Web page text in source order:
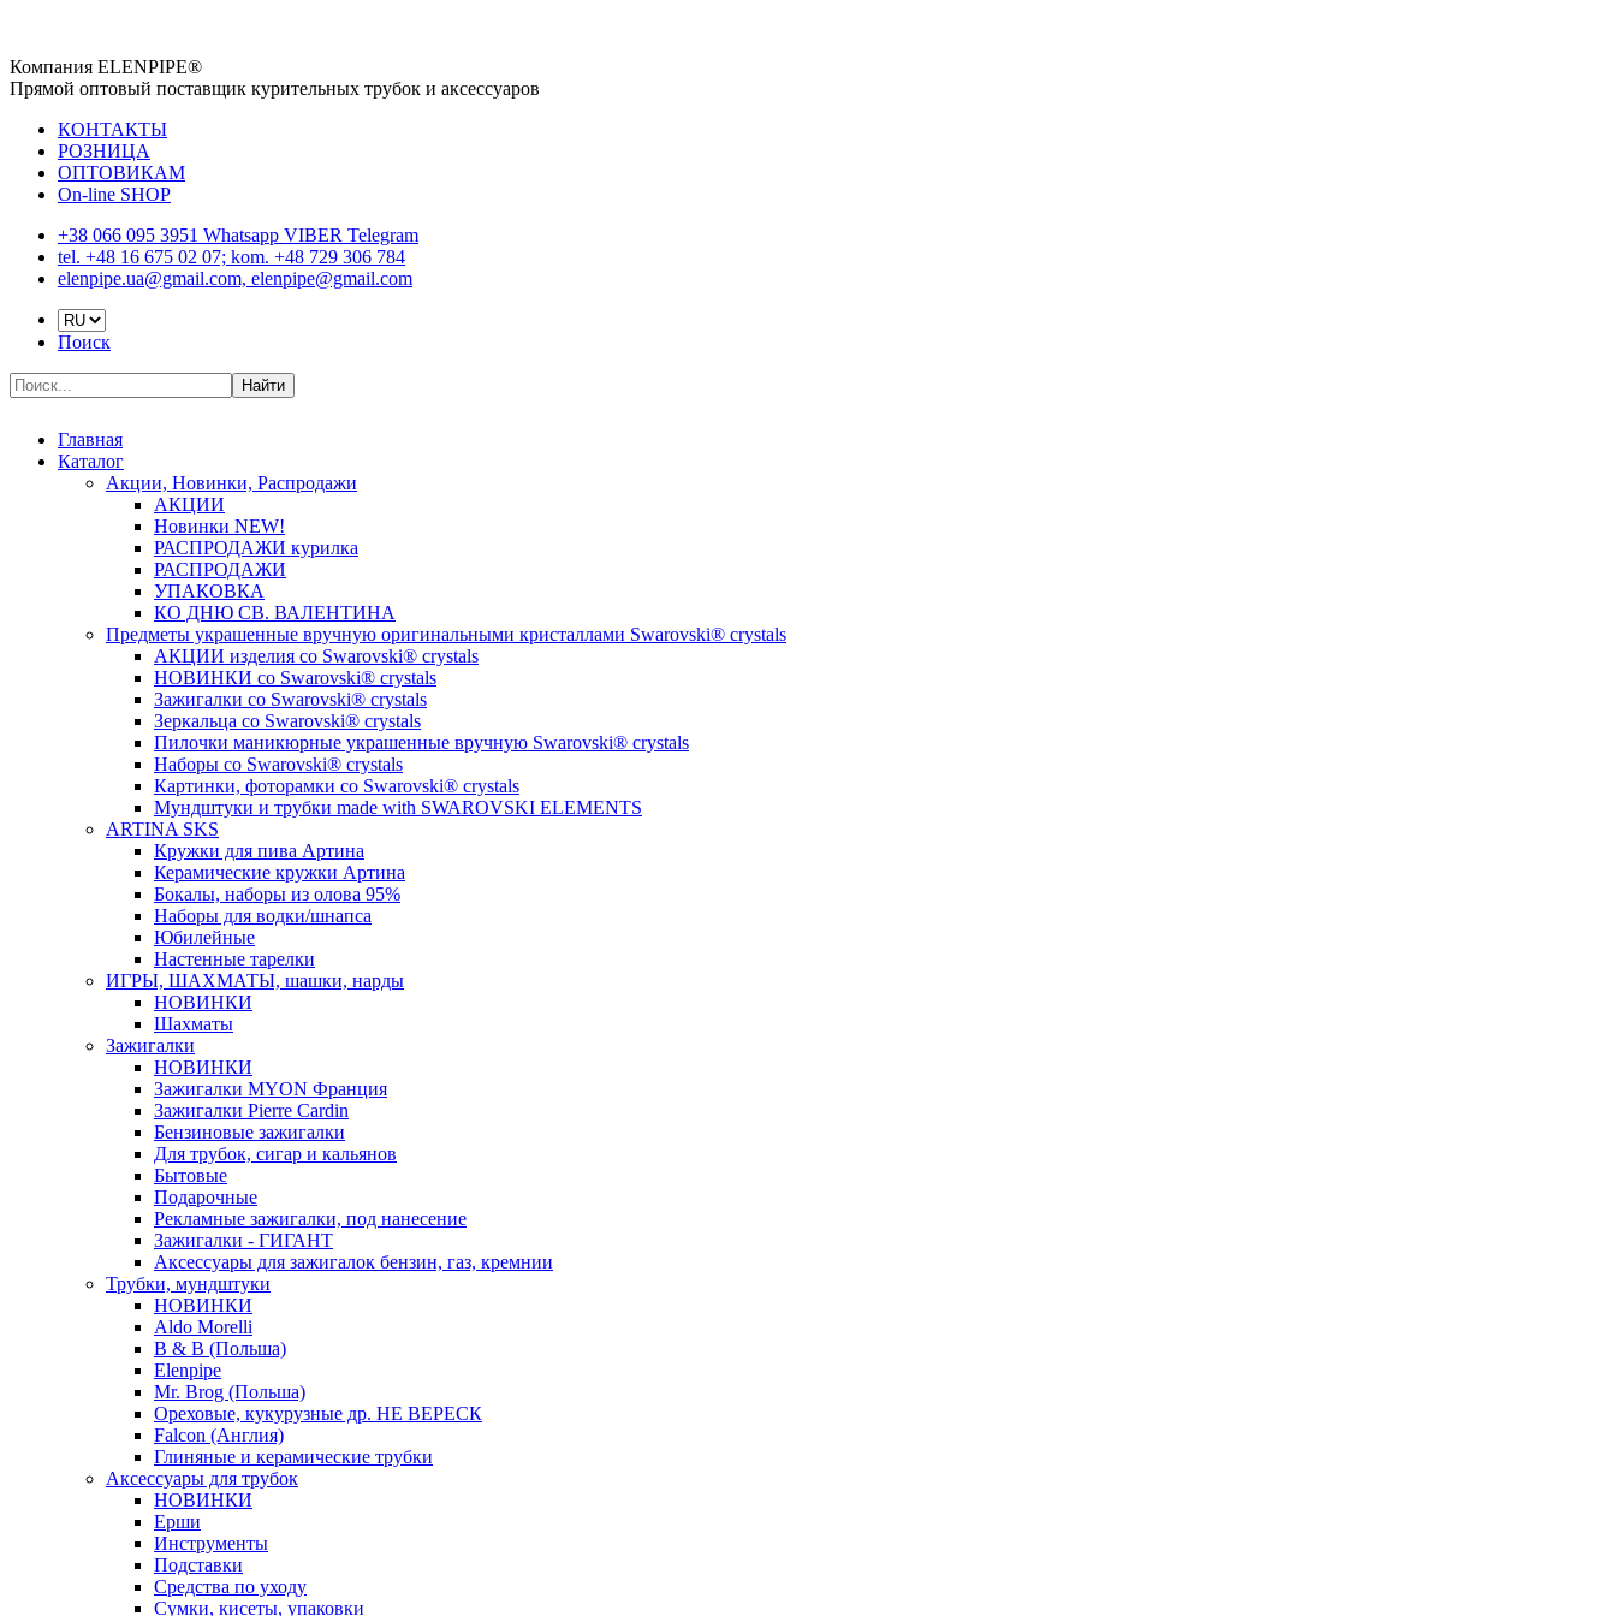
Компания ELENPIPE®
Прямой оптовый поставщик курительных трубок и аксессуаров
КОНТАКТЫ
РОЗНИЦА
ОПТОВИКАМ
On-line SHOP
+38 066 095 3951 Whatsapp VIBER Telegram
tel. +48 16 675 02 07; kom. +48 729 306 784
elenpipe.ua@gmail.com, elenpipe@gmail.com
Поиск
Найти
Главная
Каталог
Акции, Новинки, Распродажи
АКЦИИ
Новинки NEW!
РАСПРОДАЖИ курилка
РАСПРОДАЖИ
УПАКОВКА
КО ДНЮ СВ. ВАЛЕНТИНА
Предметы украшенные вручную оригинальными кристаллами Swarovski® crystals
АКЦИИ изделия со Swarovski® crystals
НОВИНКИ со Swarovski® crystals
Зажигалки со Swarovski® crystals
Зеркальца со Swarovski® crystals
Пилочки маникюрные украшенные вручную Swarovski® crystals
Наборы со Swarovski® crystals
Картинки, фоторамки со Swarovski® crystals
Мундштуки и трубки made with SWAROVSKI ELEMENTS
ARTINA SKS
Кружки для пива Артина
Керамические кружки Артина
Бокалы, наборы из олова 95%
Наборы для водки/шнапса
Юбилейные
Настенные тарелки
ИГРЫ, ШАХМАТЫ, шашки, нарды
НОВИНКИ
Шахматы
Зажигалки
НОВИНКИ
Зажигалки MYON Франция
Зажигалки Pierre Cardin
Бензиновые зажигалки
Для трубок, сигар и кальянов
Бытовые
Подарочные
Рекламные зажигалки, под нанесение
Зажигалки - ГИГАНТ
Аксессуары для зажигалок бензин, газ, кремнии
Трубки, мундштуки
НОВИНКИ
Aldo Morelli
B & B (Польша)
Elenpipe
Mr. Brog (Польша)
Ореховые, кукурузные др. НЕ ВЕРЕСК
Falcon (Англия)
Глиняные и керамические трубки
Аксессуары для трубок
НОВИНКИ
Ерши
Инструменты
Подставки
Средства по уходу
Сумки, кисеты, упаковки